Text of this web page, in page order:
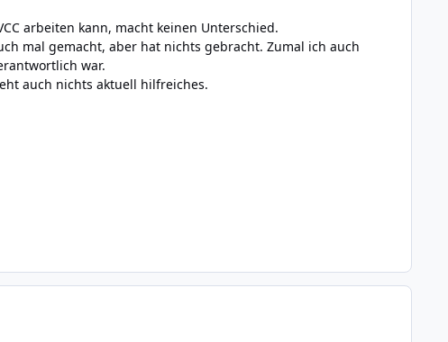
arbeiten kann, macht keinen Unterschied.
mal gemacht, aber hat nichts gebracht. Zumal ich auch
war.
auch nichts aktuell hilfreiches.